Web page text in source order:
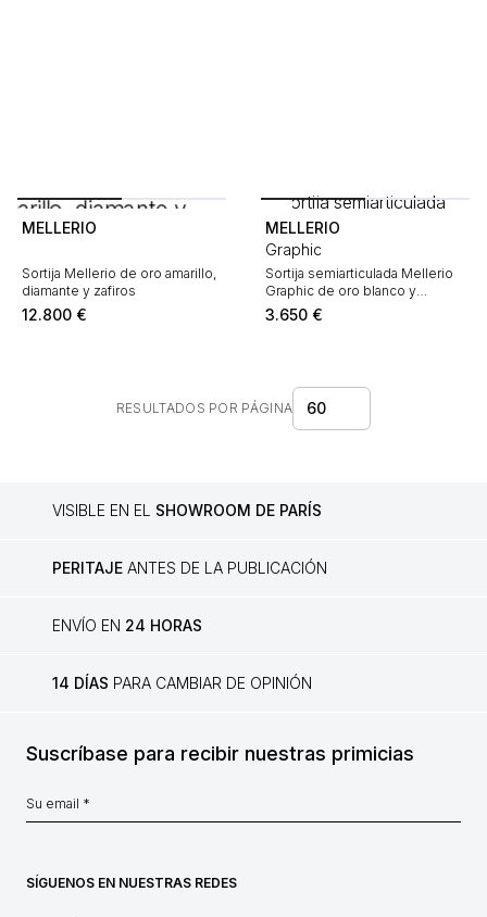
MELLERIO
Sortija Mellerio de oro amarillo,
diamante y zafiros
12.800 €
MELLERIO
Graphic
Sortija semiarticulada Mellerio
Graphic de oro blanco y
diamantes
3.650 €
RESULTADOS POR PÁGINA 60
VISIBLE EN EL SHOWROOM DE PARÍS
PERITAJE ANTES DE LA PUBLICACIÓN
ENVÍO EN 24 HORAS
14 DÍAS PARA CAMBIAR DE OPINIÓN
Suscríbase para recibir nuestras primicias
SÍGUENOS EN NUESTRAS REDES